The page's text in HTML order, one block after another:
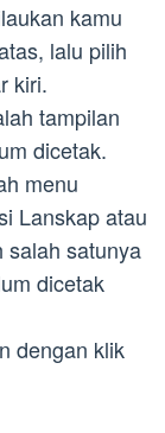
kamu
lalu pilih
kiri.
tampilan
dicetak.
menu
Lanskap atau
salah satunya
dicetak
dengan klik